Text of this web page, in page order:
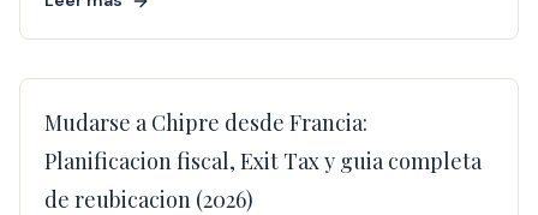
Mudarse a Chipre desde Francia:
Planificacion fiscal, Exit Tax y guia completa
de reubicacion (2026)